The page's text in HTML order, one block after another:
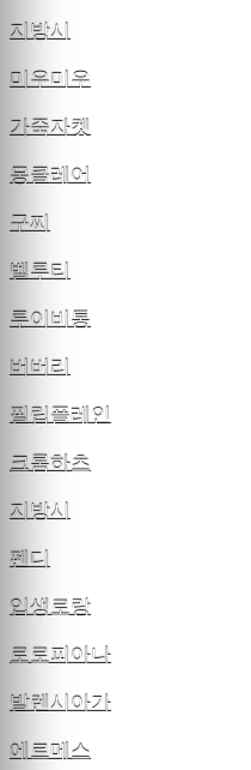
지방시
미우미우
가죽자켓
몽클레어
구찌
벨루티
루이비통
버버리
필립플레인
크롬하츠
지방시
펜디
입생로랑
로로피아나
발렌시아가
에르메스